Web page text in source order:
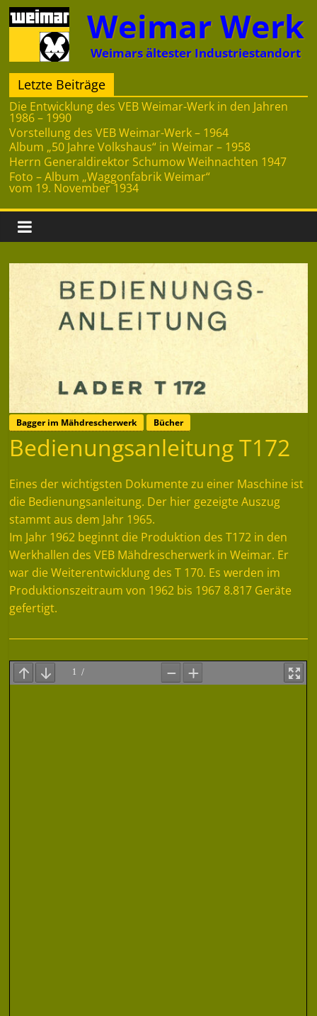
Zum
Inhalt
springen
Weimar Werk
Weimars ältester Industriestandort
Letzte Beiträge
Die Entwicklung des VEB Weimar-Werk in den Jahren
1986 – 1990
Vorstellung des VEB Weimar-Werk – 1964
Album „50 Jahre Volkshaus“ in Weimar – 1958
Herrn Generaldirektor Schumow Weihnachten 1947
Foto – Album „Waggonfabrik Weimar“
vom 19. November 1934
Bagger im Mähdrescherwerk Bücher
Bedienungsanleitung T172
Eines der wichtigsten Dokumente zu einer Maschine ist
die Bedienungsanleitung. Der hier gezeigte Auszug
stammt aus dem Jahr 1965.
Im Jahr 1962 beginnt die Produktion des T172 in den
Werkhallen des VEB Mähdrescherwerk in Weimar. Er
war die Weiterentwicklung des T 170. Es werden im
Produktionszeitraum von 1962 bis 1967 8.817 Geräte
gefertigt.